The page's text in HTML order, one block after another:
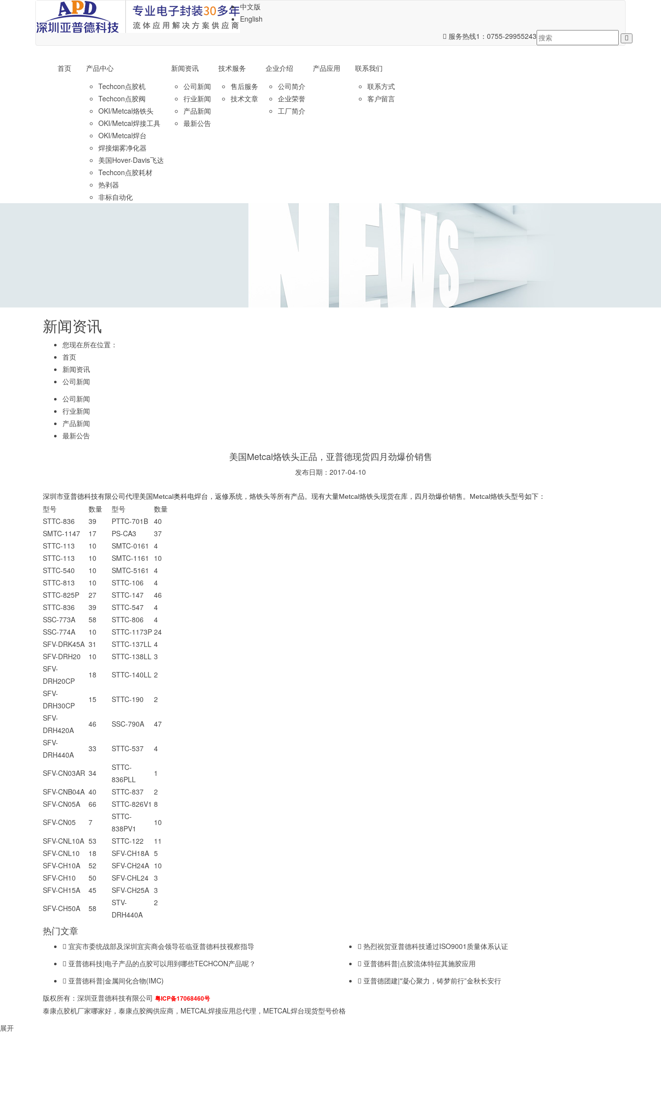
中文版
English
服务热线1： 0755-29955243
首页
产品中心
Techcon点胶机
Techcon点胶阀
OKI/Metcal烙铁头
OKI/Metcal焊接工具
OKI/Metcal焊台
焊接烟雾净化器
美国Hover-Davis飞达
Techcon点胶耗材
热剥器
非标自动化
新闻资讯
公司新闻
行业新闻
产品新闻
最新公告
技术服务
售后服务
技术文章
企业介绍
公司简介
企业荣誉
工厂简介
产品应用
联系我们
联系方式
客户留言
新闻资讯
您现在所在位置：
首页
新闻资讯
公司新闻
公司新闻
行业新闻
产品新闻
最新公告
美国Metcal烙铁头正品，亚普德现货四月劲爆价销售
发布日期：2017-04-10
深圳市亚普德科技有限公司代理美国Metcal奥科电焊台，返修系统，烙铁头等所有产品。现有大量Metcal烙铁头现货在库，四月劲爆价销售。Metcal烙铁头型号如下：
型号 数量 型号
数量
STTC-836
39 PTTC-701B 40
SMTC-1147
17 PS-CA3
37
STTC-113
10 SMTC-0161
4
STTC-113
10 SMTC-1161
10
STTC-540
10 SMTC-5161
4
STTC-813
10 STTC-106
4
STTC-825P
27 STTC-147
46
STTC-836
39 STTC-547
4
SSC-773A
58 STTC-806
4
SSC-774A
10 STTC-1173P 24
SFV-DRK45A 31 STTC-137LL 4
SFV-DRH20
10 STTC-138LL 3
SFV-
DRH20CP
18 STTC-140LL 2
SFV-
DRH30CP
15 STTC-190
2
SFV-
DRH420A
46 SSC-790A
47
SFV-
DRH440A
33 STTC-537 4
SFV-CN03AR 34
STTC-
836PLL
1
SFV-CNB04A 40 STTC-837
2
SFV-CN05A
66 STTC-826V1 8
SFV-CN05
7
STTC-
838PV1
10
SFV-CNL10A 53 STTC-122
11
SFV-CNL10
18 SFV-CH18A 5
SFV-CH10A
52 SFV-CH24A 10
SFV-CH10
50 SFV-CHL24 3
SFV-CH15A
45 SFV-CH25A 3
SFV-CH50A
58
STV-
DRH440A
2
热门文章
宜宾市委统战部及深圳宜宾商会领导莅临亚普德科技视察指导
热烈祝贺亚普德科技通过ISO9001质量体系认证
亚普德科技|电子产品的点胶可以用到哪些TECHCON产品呢？
亚普德科普|点胶流体特征其施胶应用
亚普德科普|金属间化合物(IMC)
亚普德团建|"凝心聚力，铸梦前行”金秋长安行
版权所有：深圳亚普德科技有限公司 粤ICP备17068460号
泰康点胶机厂家哪家好，泰康点胶阀供应商，METCAL焊接应用总代理，METCAL焊台现货型号价格
展开